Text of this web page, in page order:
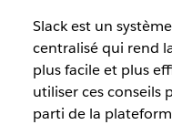
Slack est un
centralisé qui rend
plus facile et plus
utiliser ces conseils
parti de la